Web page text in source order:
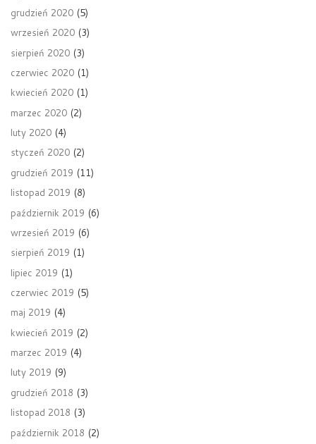
grudzień 2020 (5)
wrzesień 2020 (3)
sierpień 2020 (3)
czerwiec 2020 (1)
kwiecień 2020 (1)
marzec 2020 (2)
luty 2020 (4)
styczeń 2020 (2)
grudzień 2019 (11)
listopad 2019 (8)
październik 2019 (6)
wrzesień 2019 (6)
sierpień 2019 (1)
lipiec 2019 (1)
czerwiec 2019 (5)
maj 2019 (4)
kwiecień 2019 (2)
marzec 2019 (4)
luty 2019 (9)
grudzień 2018 (3)
listopad 2018 (3)
październik 2018 (2)